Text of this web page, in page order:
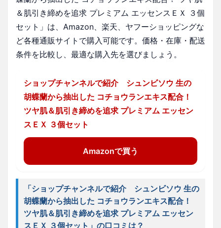
＆肌引き締めを追求 プレミアム エッセンスＥＸ ３個
セット」は、Amazon、楽天、ヤフーショッピングな
ど各種通販サイトで購入可能です。価格・在庫・配送
条件を比較し、最適な購入先を選びましょう。
ショップチャンネルで紹介 シュンビソウ 生の
胡蝶蘭から抽出した コチョウランエキス配合！
ツヤ肌＆肌引き締めを追求 プレミアム エッセン
スＥＸ ３個セット
Amazonで買う
「ショップチャンネルで紹介 シュンビソウ 生の
胡蝶蘭から抽出した コチョウランエキス配合！
ツヤ肌＆肌引き締めを追求 プレミアム エッセン
スＥＸ ３個セット」の口コミは？